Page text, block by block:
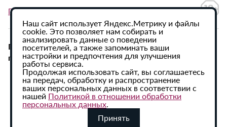
Политика в отношении обработки персональных данных
При использовании материалов сайта активная
гиперссылка на ИА «Регион 64» обязательна.
Наш сайт использует Яндекс.Метрику и файлы
cookie. Это позволяет нам собирать и
анализировать данные о поведении
посетителей, а также запоминать ваши
настройки и предпочтения для улучшения
работы сервиса.
Продолжая использовать сайт, вы соглашаетесь
на передач, обработку и распространение
ваших персональных данных в соответствии с
нашей Политикой в отношении обработки
персональных данных.
Принять